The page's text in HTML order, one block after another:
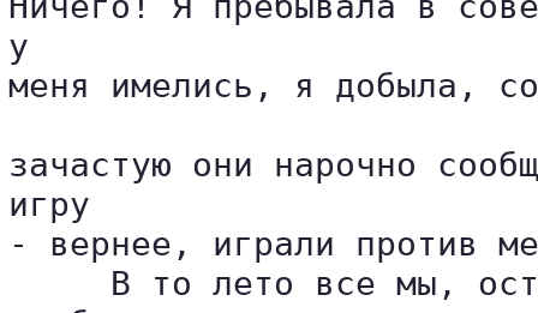
у
меня имелись, я добыла,
зачастую они нарочно
игру
- вернее, играли против
В то лето все мы,